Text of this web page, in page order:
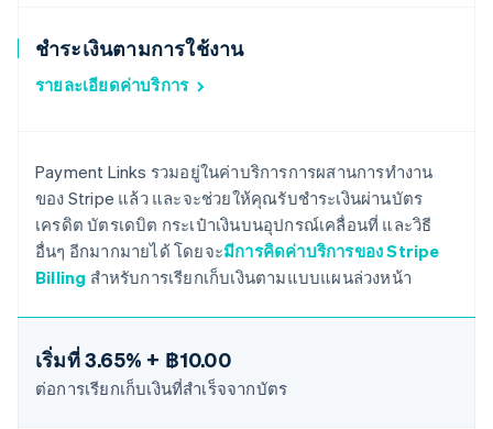
ชำระเงินตามการใช้งาน
รายละเอียดค่าบริการ
Payment Links รวมอยู่ในค่าบริการการผสานการทำงาน
ของ Stripe แล้ว และจะช่วยให้คุณรับชำระเงินผ่านบัตร
เครดิต บัตรเดบิต กระเป๋าเงินบนอุปกรณ์เคลื่อนที่ และวิธี
อื่นๆ อีกมากมายได้ โดยจะมีการคิดค่าบริการของ Stripe
Billing สำหรับการเรียกเก็บเงินตามแบบแผนล่วงหน้า
เริ่มที่3.65% + ฿10.00
ต่อการเรียกเก็บเงินที่สำเร็จจากบัตร